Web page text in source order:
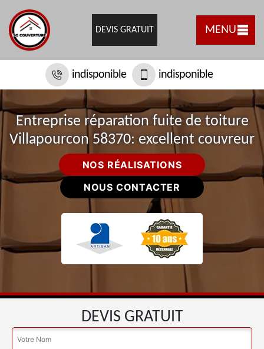
DEVIS GRATUIT MENU
indisponible indisponible
Entreprise réparation fuite de toiture
Villapourcon 58370: excellent couvreur
NOS RÉALISATIONS
NOUS CONTACTER
DEVIS GRATUIT